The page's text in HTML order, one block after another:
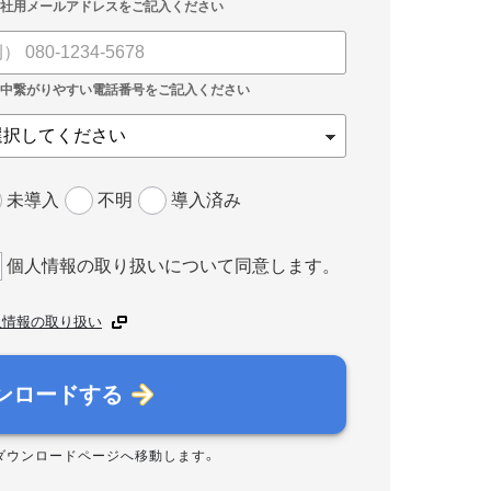
未導入 不明 導入済み
個人情報の取り扱いについて同意します。
報の取り扱い
ロードする
ウンロードページへ移動します。